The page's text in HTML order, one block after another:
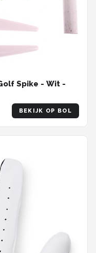
Spike - Wit -
BEKIJK OP BOL